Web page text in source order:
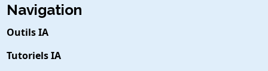
Navigation
Outils IA
Tutoriels IA